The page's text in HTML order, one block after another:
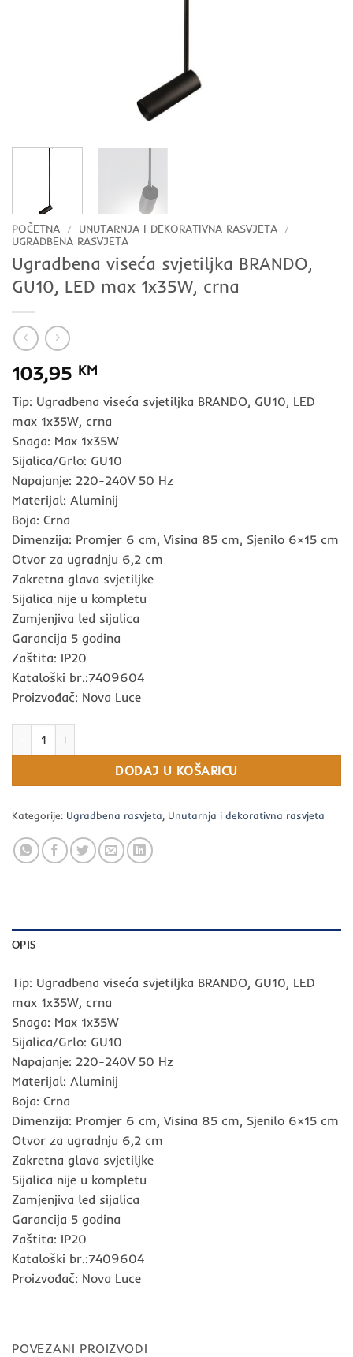
POČETNA / UNUTARNJA I DEKORATIVNA RASVJETA /
UGRADBENA RASVJETA
Ugradbena viseća svjetiljka BRANDO,
GU10, LED max 1x35W, crna
103,95 KM
Tip: Ugradbena viseća svjetiljka BRANDO, GU10, LED
max 1x35W, crna
Snaga: Max 1x35W
Sijalica/Grlo: GU10
Napajanje: 220-240V 50 Hz
Materijal: Aluminij
Boja: Crna
Dimenzija: Promjer 6 cm, Visina 85 cm, Sjenilo 6×15 cm
Otvor za ugradnju 6,2 cm
Zakretna glava svjetiljke
Sijalica nije u kompletu
Zamjenjiva led sijalica
Garancija 5 godina
Zaštita: IP20
Kataloški br.:7409604
Proizvođač: Nova Luce
DODAJ U KOŠARICU
Kategorije: Ugradbena rasvjeta, Unutarnja i dekorativna rasvjeta
OPIS
Tip: Ugradbena viseća svjetiljka BRANDO, GU10, LED
max 1x35W, crna
Snaga: Max 1x35W
Sijalica/Grlo: GU10
Napajanje: 220-240V 50 Hz
Materijal: Aluminij
Boja: Crna
Dimenzija: Promjer 6 cm, Visina 85 cm, Sjenilo 6×15 cm
Otvor za ugradnju 6,2 cm
Zakretna glava svjetiljke
Sijalica nije u kompletu
Zamjenjiva led sijalica
Garancija 5 godina
Zaštita: IP20
Kataloški br.:7409604
Proizvođač: Nova Luce
POVEZANI PROIZVODI